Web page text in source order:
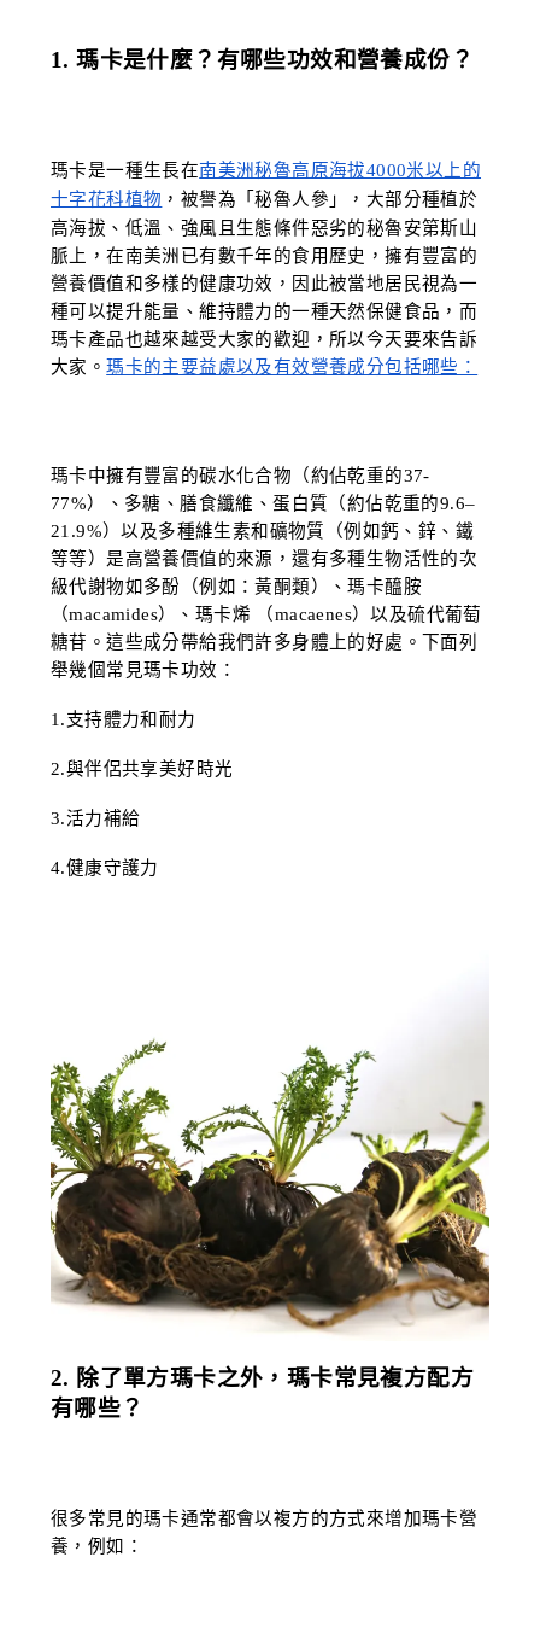
1. 瑪卡是什麼？有哪些功效和營養成份？
瑪卡是一種生長在南美洲秘魯高原海拔4000米以上的
十字花科植物 ，被譽為「秘魯人參」，大部分種植於
高海拔、低溫、強風且生態條件惡劣的秘魯安第斯山
脈上，在南美洲已有數千年的食用歷史，擁有豐富的
營養價值和多樣的健康功效，因此被當地居民視為一
種可以提升能量、維持體力的一種天然保健食品，而
瑪卡產品也越來越受大家的歡迎，所以今天要來告訴
大家。瑪卡的主要益處以及有效營養成分包括哪些：
瑪卡中擁有豐富的碳水化合物（約佔乾重的37-
77%）、多糖、膳食纖維、蛋白質（約佔乾重的9.6–
21.9%）以及多種維生素和礦物質（例如鈣、鋅、鐵
等等）是高營養價值的來源，還有多種生物活性的次
級代謝物如多酚（例如：黃酮類）、瑪卡醯胺
（macamides）、瑪卡烯 （macaenes）以及硫代葡萄
糖苷。這些成分帶給我們許多身體上的好處。下面列
舉幾個常見瑪卡功效：
1.支持體力和耐力
2.與伴侶共享美好時光
3.活力補給
4.健康守護力
2. 除了單方瑪卡之外，瑪卡常見複方配方
有哪些？
很多常見的瑪卡通常都會以複方的方式來增加瑪卡營
養，例如：